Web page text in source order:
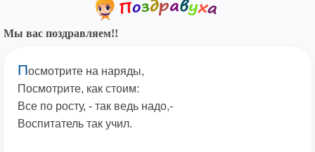
Мы вас поздравляем!!
Посмотрите на наряды,
Посмотрите, как стоим:
Все по росту, - так ведь надо,-
Воспитатель так учил.